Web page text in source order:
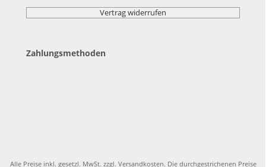
Vertrag widerrufen
Zahlungsmethoden
Alle Preise inkl. gesetzl. MwSt. zzgl. Versandkosten. Die durchgestrichenen Preise